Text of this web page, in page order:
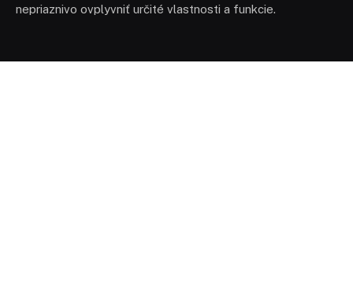
nepriaznivo ovplyvniť určité vlastnosti a funkcie.